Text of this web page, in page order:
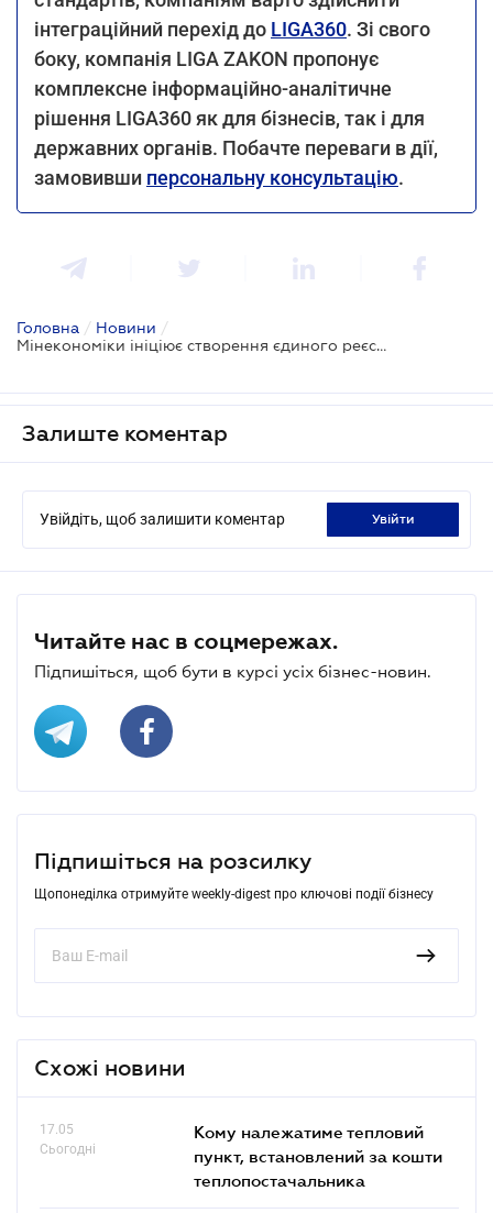
інтеграційний перехід до LIGA360. Зі свого
боку, компанія LIGA ZAKON пропонує
комплексне інформаційно-аналітичне
рішення LIGA360 як для бізнесів, так і для
державних органів. Побачте переваги в дії,
замовивши персональну консультацію.
Головна / Новини /
Мінекономіки ініціює створення єдиного реєстру обігу побічних продуктів тваринництва
Залиште коментар
Увійдіть, щоб залишити коментар увійти
Читайте нас в соцмережах.
Підпишіться, щоб бути в курсі усіх бізнес-новин.
Підпишіться на розсилку
Щопонеділка отримуйте weekly-digest про ключові події бізнесу
Схожі новини
17.05
Сьогодні
Кому належатиме тепловий
пункт, встановлений за кошти
теплопостачальника